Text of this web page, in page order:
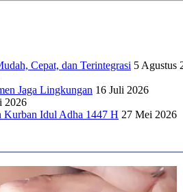
Cepat, dan Terintegrasi 5 Agustus
Jaga Lingkungan 16 Juli 2026
2026
Kurban Idul Adha 1447 H 27 Mei 2026